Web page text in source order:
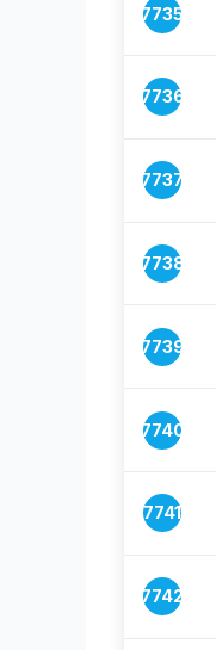
7735
7736
7737
7738
7739
7740
7741
7742